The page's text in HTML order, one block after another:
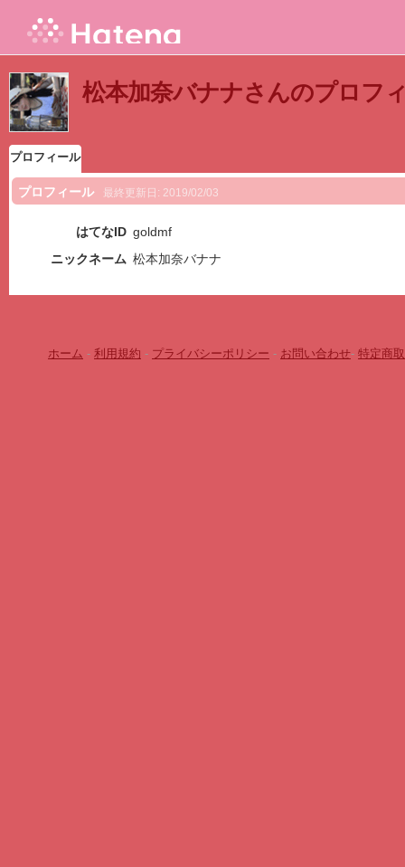
松本加奈バナナさんのプロフ
プロフィール
プロフィール 最終更新日: 2019/02/03
はてなID goldmf
ニックネーム 松本加奈バナナ
ホーム - 利用規約 - プライバシーポリシー - お問い合わせ- 特定商